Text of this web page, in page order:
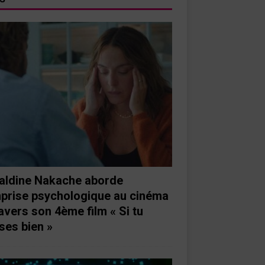
Nakache aborde
psychologique au cinéma
son 4ème film « Si tu
bien »